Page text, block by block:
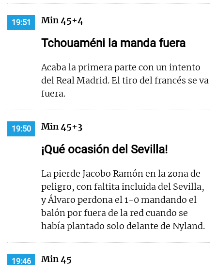
19:51 Min 45+4
Tchouaméni la manda fuera
Acaba la primera parte con un intento
del Real Madrid. El tiro del francés se va
fuera.
19:50 Min 45+3
¡Qué ocasión del Sevilla!
La pierde Jacobo Ramón en la zona de
peligro, con faltita incluida del Sevilla,
y Álvaro perdona el 1-0 mandando el
balón por fuera de la red cuando se
había plantado solo delante de Nyland.
19:46 Min 45